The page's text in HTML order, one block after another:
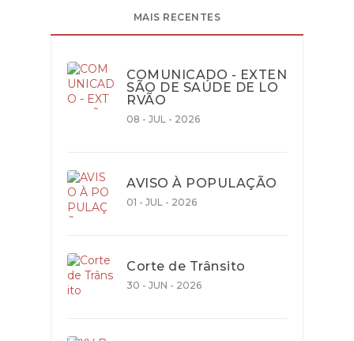
MAIS RECENTES
COMUNICADO - EXTEN
SÃO DE SAÚDE DE LO
RVÃO
08 - JUL - 2026
AVISO À POPULAÇÃO
01 - JUL - 2026
Corte de Trânsito
30 - JUN - 2026